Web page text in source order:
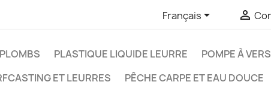
Français 
PLASTIQUE LIQUIDE LEURRE POMPE À
ET LEURRES
PÊCHE CARPE ET EAU DOUCE